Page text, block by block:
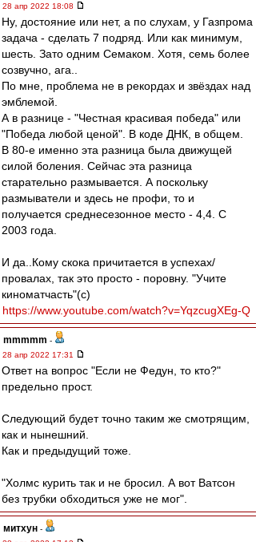
28 апр 2022 18:08
Ну, достояние или нет, а по слухам, у Газпрома
задача - сделать 7 подряд. Или как минимум,
шесть. Зато одним Семаком. Хотя, семь более
созвучно, ага..
По мне, проблема не в рекордах и звёздах над
эмблемой.
А в разнице - "Честная красивая победа" или
"Победа любой ценой". В коде ДНК, в общем.
В 80-е именно эта разница была движущей
силой боления. Сейчас эта разница
старательно размывается. А поскольку
размыватели и здесь не профи, то и
получается среднесезонное место - 4,4. С
2003 года.
И да..Кому скока причитается в успехах/
провалах, так это просто - поровну. "Учите
киноматчасть"(с)
https://www.youtube.com/watch?v=YqzcugXEg-Q
mmmmm -
28 апр 2022 17:31
Ответ на вопрос "Если не Федун, то кто?"
предельно прост.
Следующий будет точно таким же смотрящим,
как и нынешний.
Как и предыдущий тоже.
"Холмс курить так и не бросил. А вот Ватсон
без трубки обходиться уже не мог".
митхун -